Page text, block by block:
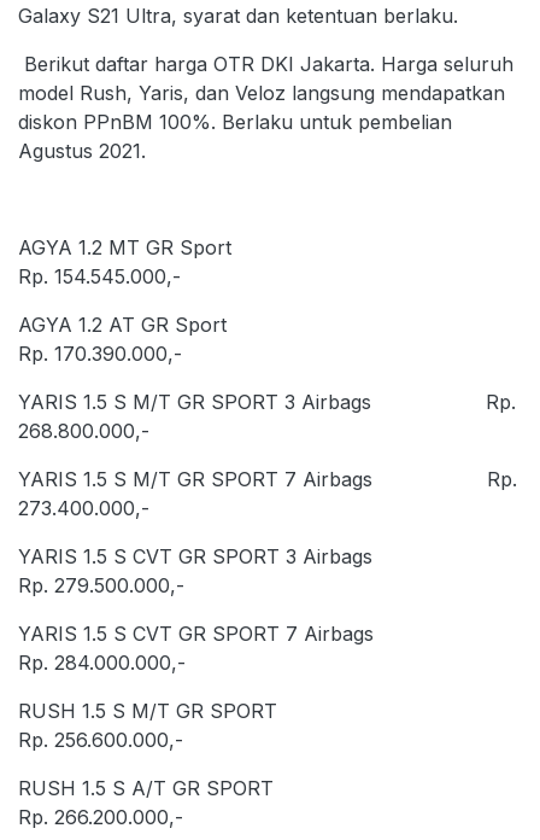
Galaxy S21 Ultra, syarat dan ketentuan berlaku.
Berikut daftar harga OTR DKI Jakarta. Harga seluruh
model Rush, Yaris, dan Veloz langsung mendapatkan
diskon PPnBM 100%. Berlaku untuk pembelian
Agustus 2021.
AGYA 1.2 MT GR Sport
Rp. 154.545.000,-
AGYA 1.2 AT GR Sport
Rp. 170.390.000,-
YARIS 1.5 S M/T GR SPORT 3 Airbags Rp.
268.800.000,-
YARIS 1.5 S M/T GR SPORT 7 Airbags Rp.
273.400.000,-
YARIS 1.5 S CVT GR SPORT 3 Airbags
Rp. 279.500.000,-
YARIS 1.5 S CVT GR SPORT 7 Airbags
Rp. 284.000.000,-
RUSH 1.5 S M/T GR SPORT
Rp. 256.600.000,-
RUSH 1.5 S A/T GR SPORT
Rp. 266.200.000,-